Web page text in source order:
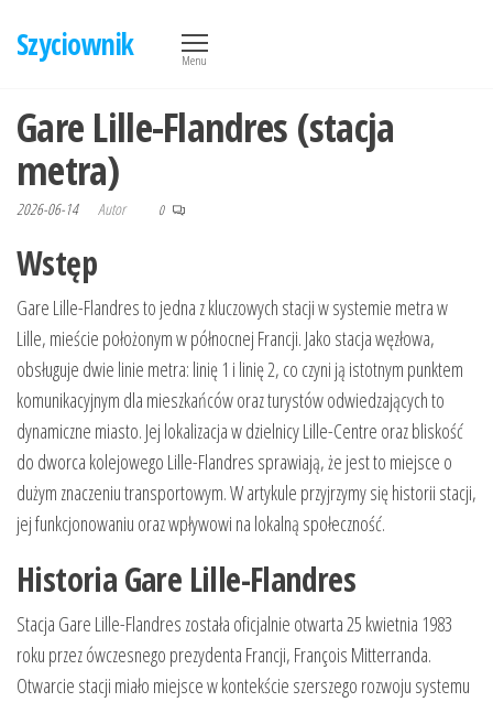
Szyciownik Menu
Gare Lille-Flandres (stacja
metra)
2026-06-14 Autor 0
Wstęp
Gare Lille-Flandres to jedna z kluczowych stacji w systemie metra w
Lille, mieście położonym w północnej Francji. Jako stacja węzłowa,
obsługuje dwie linie metra: linię 1 i linię 2, co czyni ją istotnym punktem
komunikacyjnym dla mieszkańców oraz turystów odwiedzających to
dynamiczne miasto. Jej lokalizacja w dzielnicy Lille-Centre oraz bliskość
do dworca kolejowego Lille-Flandres sprawiają, że jest to miejsce o
dużym znaczeniu transportowym. W artykule przyjrzymy się historii stacji,
jej funkcjonowaniu oraz wpływowi na lokalną społeczność.
Historia Gare Lille-Flandres
Stacja Gare Lille-Flandres została oficjalnie otwarta 25 kwietnia 1983
roku przez ówczesnego prezydenta Francji, François Mitterranda.
Otwarcie stacji miało miejsce w kontekście szerszego rozwoju systemu